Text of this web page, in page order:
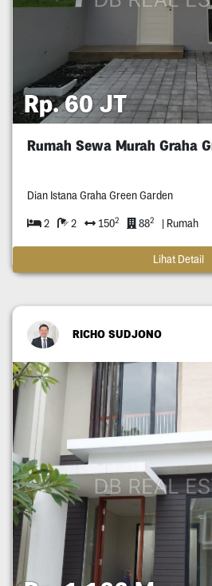
Rp. 60 JT
Dian Istana Graha Green Garden
2 2 1502 882 | Rumah
Lihat Detail
RICHO SUDJONO